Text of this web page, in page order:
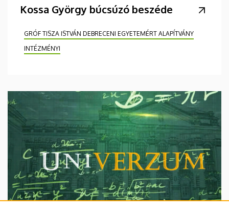
Kossa György búcsúzó beszéde
GRÓF TISZA ISTVÁN DEBRECENI EGYETEMÉRT ALAPÍTVÁNY
INTÉZMÉNYI